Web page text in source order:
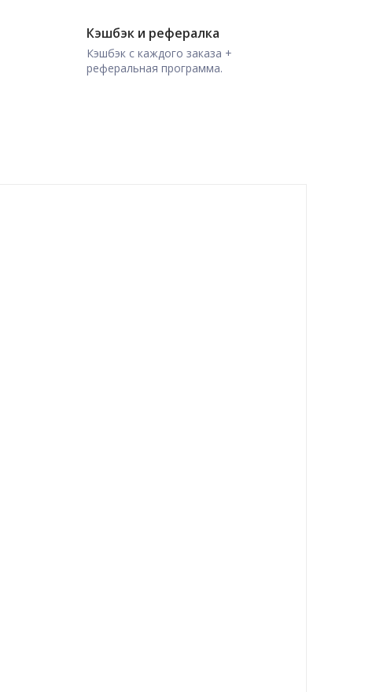
Кэшбэк и рефералка
Кэшбэк с каждого заказа +
реферальная программа.